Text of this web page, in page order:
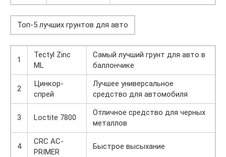
Топ-5 лучших грунтов для авто
1
Tectyl Zinc
ML
Самый лучший грунт для авто в
баллончике
2
Цинкор-
спрей
Лучшее универсальное
средство для автомобиля
3 Loctite 7800
Отличное средство для черных
металлов
4
CRC AC-
PRIMER
Быстрое высыхание